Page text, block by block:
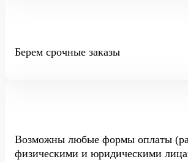
Берем срочные заказы
Возможны любые формы оплаты
физическими и юридическими